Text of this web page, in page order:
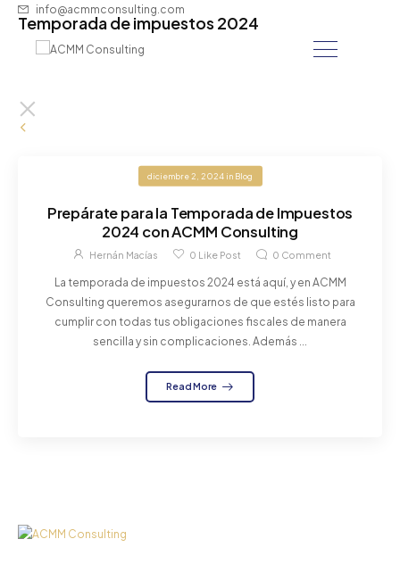
info@acmmconsulting.com
Temporada de impuestos 2024
diciembre 2, 2024 in Blog
Prepárate para la Temporada de Impuestos
2024 con ACMM Consulting
Hernán Macías 0 Like Post 0 Comment
La temporada de impuestos 2024 está aquí, y en ACMM
Consulting queremos asegurarnos de que estés listo para
cumplir con todas tus obligaciones fiscales de manera
sencilla y sin complicaciones. Además ...
Read More